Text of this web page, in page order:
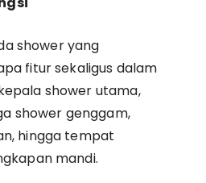
shower yang
fitur sekaligus dalam
shower utama,
shower genggam,
hingga tempat
mandi.